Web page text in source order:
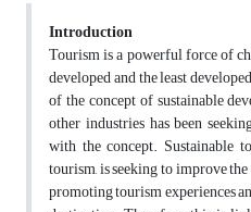
Introduction
Tourism is a powerful force of
developed and the least
of the concept of sustainable
other industries has been
with the concept. Sustainable
tourism, is seeking to improve
promoting tourism experiences